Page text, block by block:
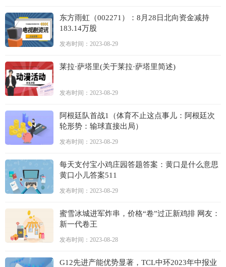
东方雨虹（002271）：8月28日北向资金减持
183.14万股
发布时间：2023-08-29
莱拉·萨塔里(关于莱拉·萨塔里简述)
发布时间：2023-08-29
阿根廷队首战1（体育不止这点事儿：阿根廷次
轮形势：输球直接出局）
发布时间：2023-08-29
每天支付宝小鸡庄园答题答案：黄口是什么意思
黄口小儿答案511
发布时间：2023-08-29
蜜雪冰城进军炸串，价格“卷”过正新鸡排 网友：
新一代卷王
发布时间：2023-08-28
G12先进产能优势显著，TCL中环2023年中报业